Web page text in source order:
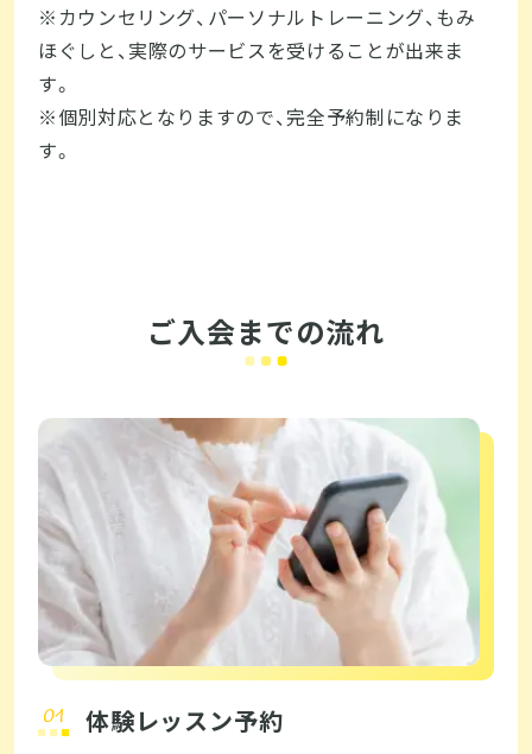
※カウンセリング、パーソナルトレーニング、もみ
ほぐしと、実際のサービスを受けることが出来ま
す。
※個別対応となりますので、完全予約制になりま
す。
ご入会までの流れ
体験レッスン予約